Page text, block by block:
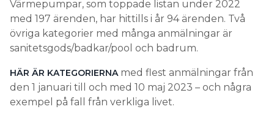
Värmepumpar, som toppade listan under 2022
med 197 ärenden, har hittills i år 94 ärenden. Två
övriga kategorier med många anmälningar är
sanitetsgods/badkar/pool och badrum.
HÄR ÄR KATEGORIERNA med flest anmälningar från
den 1 januari till och med 10 maj 2023 – och några
exempel på fall från verkliga livet.